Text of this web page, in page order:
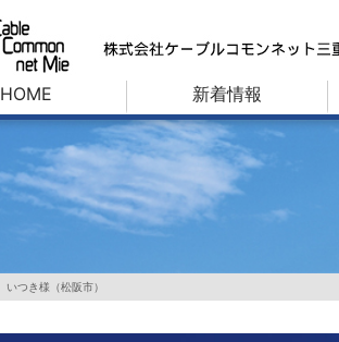
HOME 新着情報
いつき様（松阪市）